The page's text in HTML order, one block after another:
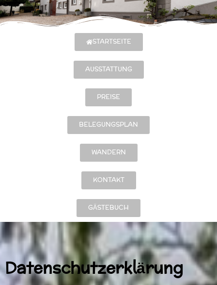
STARTSEITE
AUSSTATTUNG
PREISE
BELEGUNGSPLAN
WANDERN
KONTAKT
GÄSTEBUCH
Datenschutzerklärung